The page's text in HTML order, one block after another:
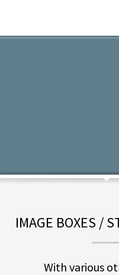
IMAGE BOXES /
With various